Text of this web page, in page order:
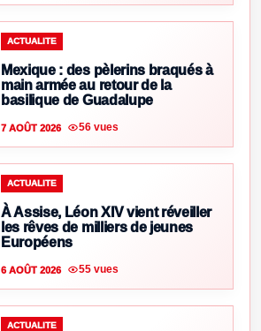
ACTUALITE
Mexique : des pèlerins braqués à
main armée au retour de la
basilique de Guadalupe
7 AOÛT 2026 56 vues
ACTUALITE
À Assise, Léon XIV vient réveiller
les rêves de milliers de jeunes
Européens
6 AOÛT 2026 55 vues
ACTUALITE